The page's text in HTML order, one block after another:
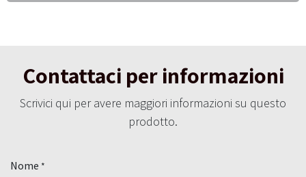
Contattaci per informazioni
Scrivici qui per avere maggiori informazioni su questo
prodotto.
Nome *